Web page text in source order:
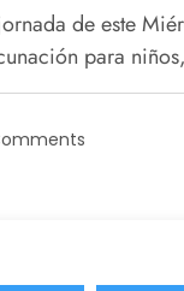
de este
para